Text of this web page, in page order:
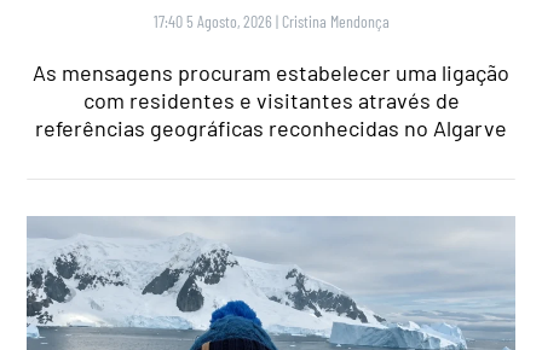
17:40 5 Agosto, 2026 | Cristina Mendonça
As mensagens procuram estabelecer uma ligação
com residentes e visitantes através de
referências geográficas reconhecidas no Algarve